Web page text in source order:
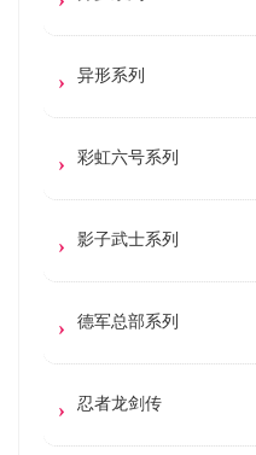
异形系列
彩虹六号系列
影子武士系列
德军总部系列
忍者龙剑传